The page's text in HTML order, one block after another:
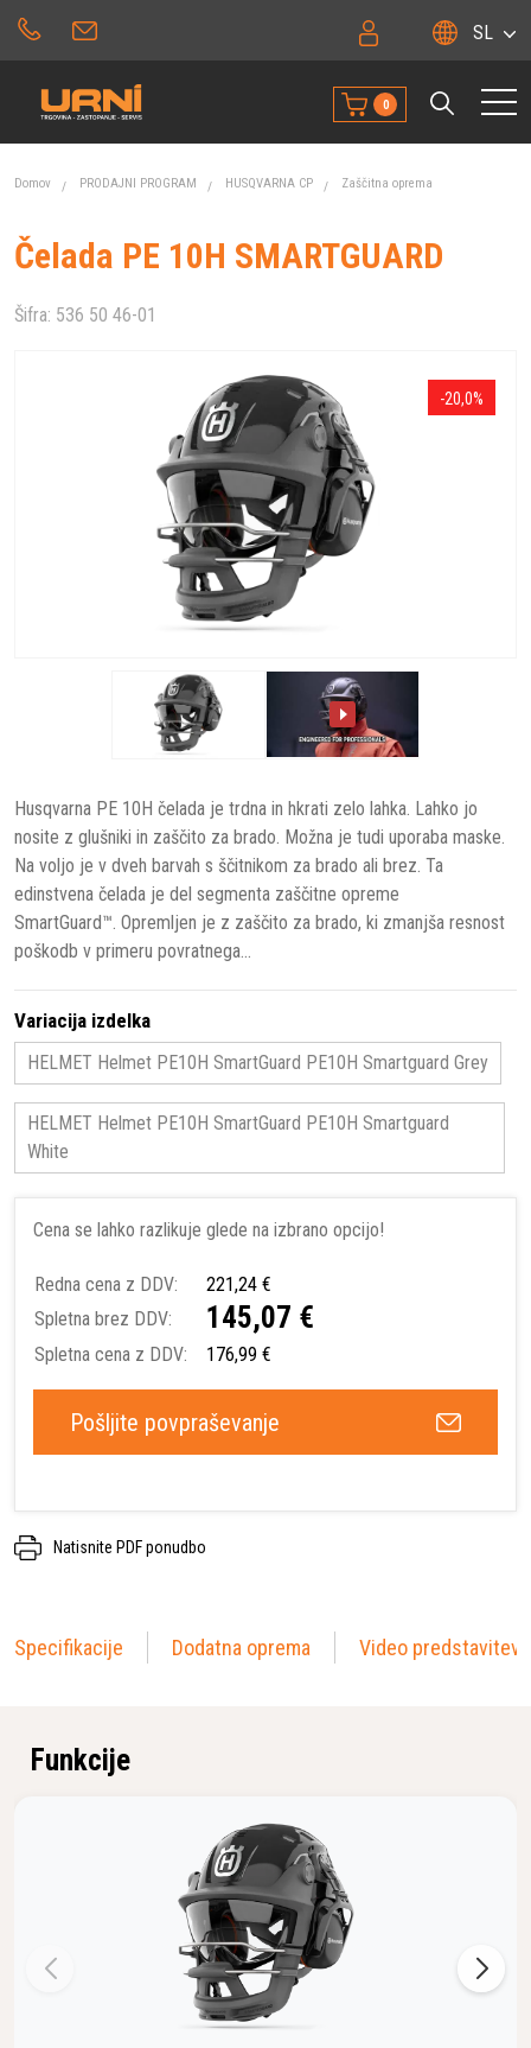
SL
0
Domov PRODAJNI PROGRAM HUSQVARNA CP Zaščitna oprema
Čelada PE 10H SMARTGUARD
Šifra: 536 50 46-01
Husqvarna PE 10H čelada je trdna in hkrati zelo lahka. Lahko jo
nosite z glušniki in zaščito za brado. Možna je tudi uporaba maske.
Na voljo je v dveh barvah s ščitnikom za brado ali brez. Ta
edinstvena čelada je del segmenta zaščitne opreme
SmartGuard™. Opremljen je z zaščito za brado, ki zmanjša resnost
poškodb v primeru povratnega...
Variacija izdelka
HELMET Helmet PE10H SmartGuard PE10H Smartguard Grey
HELMET Helmet PE10H SmartGuard PE10H Smartguard
White
-20,0%
Cena se lahko razlikuje glede na izbrano opcijo!
Redna cena z DDV:
221,24 €
Spletna brez DDV:
145,07 €
Spletna cena z DDV: 176,99 €
Pošljite povpraševanje
Natisnite PDF ponudbo
Specifikacije Dodatna oprema Video predstavitev
Funkcije